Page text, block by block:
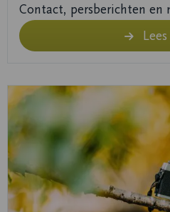
Contact, persberichten en
Lees
meer
over
Lees
meer